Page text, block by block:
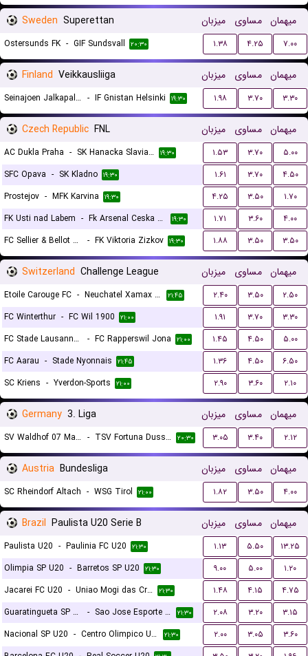
Sweden Superettan میزبان مساوی میهمان
Ostersunds FK - GIF Sundsvall ۲۰:۳۰ ۱.۳۸ ۴.۲۵ ۷.۰۰
Finland Veikkausliiga میزبان مساوی میهمان
Seinajoen Jalkapallokerho - IF Gnistan Helsinki ۱۹:۳۰ ۱.۹۸ ۳.۷۰ ۳.۳۰
Czech Republic FNL میزبان مساوی میهمان
AC Dukla Praha - SK Hanacka Slavia Kromeriz ۱۹:۳۰ ۱.۵۳ ۳.۷۰
۵.۰۰
SFC Opava - SK Kladno ۱۹:۳۰ ۱.۶۱ ۳.۷۰
۴.۵۰
Prostejov - MFK Karvina ۱۹:۳۰ ۴.۲۵ ۳.۵۰
۱.۷۰
FK Usti nad Labem - Fk Arsenal Ceska Lipa ۱۹:۳۰ ۱.۷۱ ۳.۶۰
۴.۰۰
FC Sellier & Bellot Vlasim
- FK Viktoria Zizkov ۱۹:۳۰ ۱.۸۸ ۳.۵۰ ۳.۵۰
Switzerland Challenge League میزبان مساوی میهمان
Etoile Carouge FC - Neuchatel Xamax FC ۲۱:۴۵ ۲.۴۰ ۳.۵۰
۲.۵۰
FC Winterthur - FC Wil 1900 ۲۱:۰۰ ۱.۹۱ ۳.۷۰
۳.۳۰
FC Stade Lausanne Ouchy
- FC Rapperswil Jona ۲۱:۰۰ ۱.۴۵ ۴.۵۰
۵.۰۰
FC Aarau - Stade Nyonnais ۲۱:۴۵ ۱.۳۶ ۴.۵۰
۶.۵۰
SC Kriens - Yverdon-Sports ۲۱:۰۰ ۲.۹۰ ۳.۶۰ ۲.۱۰
Germany 3. Liga میزبان مساوی میهمان
SV Waldhof 07 Mannheim - TSV Fortuna Dusseldorf ۲۰:۳۰ ۳.۰۵ ۳.۴۰ ۲.۱۲
Austria Bundesliga میزبان مساوی میهمان
SC Rheindorf Altach - WSG Tirol ۲۱:۰۰ ۱.۸۲ ۳.۵۰ ۴.۰۰
Brazil Paulista U20 Serie B میزبان مساوی میهمان
Paulista U20 - Paulinia FC U20 ۲۱:۳۰ ۱.۱۳ ۵.۵۰
۱۳.۲۵
Olimpia SP U20 - Barretos SP U20 ۲۱:۳۰ ۹.۰۰ ۵.۰۰
۱.۲۰
Jacarei FC U20 - Uniao Mogi das Cruzes FC U20 ۲۱:۳۰ ۱.۴۸ ۴.۱۵
۴.۷۵
Guaratingueta SP U20
- Sao Jose Esporte Clube U20 ۲۱:۳۰ ۲.۰۸ ۳.۲۰
۳.۱۵
Nacional SP U20 - Centro Olimpico U20 ۲۱:۳۰ ۲.۰۰ ۳.۰۵
۳.۶۰